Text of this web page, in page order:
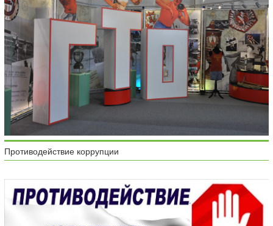
Противодействие коррупции